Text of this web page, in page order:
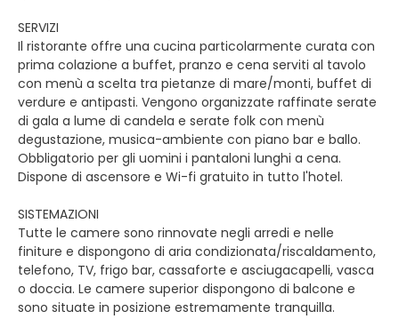
SERVIZI
Il ristorante offre una cucina particolarmente curata con
prima colazione a buffet, pranzo e cena serviti al tavolo
con menù a scelta tra pietanze di mare/monti, buffet di
verdure e antipasti. Vengono organizzate raffinate serate
di gala a lume di candela e serate folk con menù
degustazione, musica-ambiente con piano bar e ballo.
Obbligatorio per gli uomini i pantaloni lunghi a cena.
Dispone di ascensore e Wi-fi gratuito in tutto l'hotel.
SISTEMAZIONI
Tutte le camere sono rinnovate negli arredi e nelle
finiture e dispongono di aria condizionata/riscaldamento,
telefono, TV, frigo bar, cassaforte e asciugacapelli, vasca
o doccia. Le camere superior dispongono di balcone e
sono situate in posizione estremamente tranquilla.